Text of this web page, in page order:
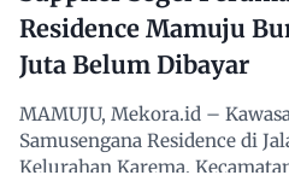
Residence Mamuju
Juta Belum Dibayar
MAMUJU, Mekora.id –
Samusengana Residence di
Kelurahan Karema,